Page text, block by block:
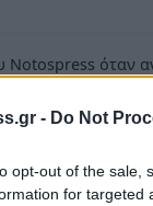
- Do Not
opt-out of the sale,
for targeted
όταν
ως
αποτελέσματα της